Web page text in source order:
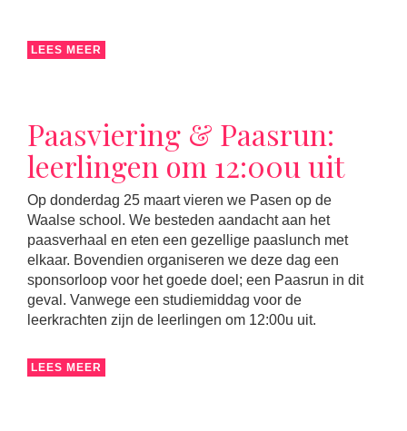
LEES MEER
Paasviering & Paasrun:
leerlingen om 12:00u uit
Op donderdag 25 maart vieren we Pasen op de
Waalse school. We besteden aandacht aan het
paasverhaal en eten een gezellige paaslunch met
elkaar. Bovendien organiseren we deze dag een
sponsorloop voor het goede doel; een Paasrun in dit
geval. Vanwege een studiemiddag voor de
leerkrachten zijn de leerlingen om 12:00u uit.
LEES MEER